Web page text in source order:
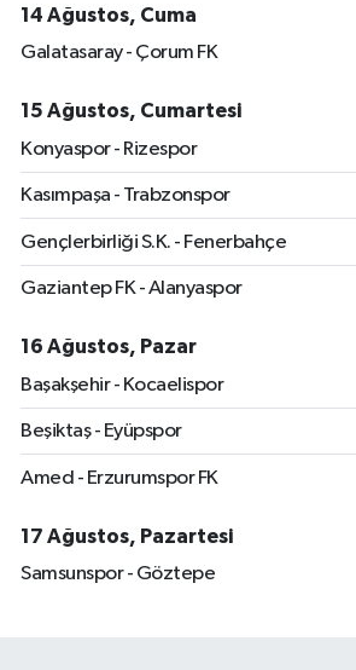
14 Ağustos, Cuma
Galatasaray - Çorum FK
15 Ağustos, Cumartesi
Konyaspor - Rizespor
Kasımpaşa - Trabzonspor
Gençlerbirliği S.K. - Fenerbahçe
Gaziantep FK - Alanyaspor
16 Ağustos, Pazar
Başakşehir - Kocaelispor
Beşiktaş - Eyüpspor
Amed - Erzurumspor FK
17 Ağustos, Pazartesi
Samsunspor - Göztepe